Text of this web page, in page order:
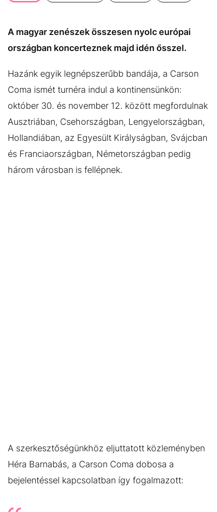
KÖZÉLET UTAZÁS
BESZÉLGETÉSEK ARCOK
A magyar zenészek összesen nyolc európai
országban koncerteznek majd idén ősszel.
Hazánk egyik legnépszerűbb bandája, a Carson
Coma ismét turnéra indul a kontinensünkön:
október 30. és november 12. között megfordulnak
Ausztriában, Csehországban, Lengyelországban,
Hollandiában, az Egyesült Királyságban, Svájcban
és Franciaországban, Németországban pedig
három városban is fellépnek.
A szerkesztőségünkhöz eljuttatott közleményben
Héra Barnabás, a Carson Coma dobosa a
bejelentéssel kapcsolatban így fogalmazott: